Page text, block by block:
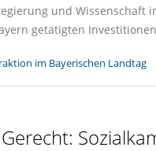
und
getätigten
im Bayerischen Landtag